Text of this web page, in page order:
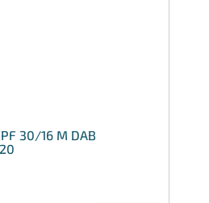
30/16 M DAB